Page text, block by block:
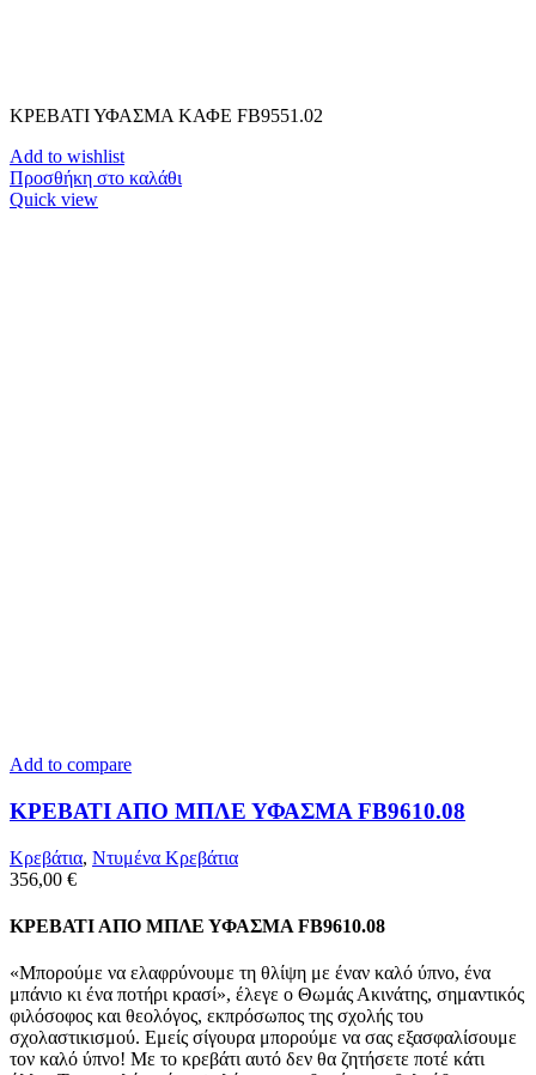
ΚΡΕΒΑΤΙ ΥΦΑΣΜΑ ΚΑΦΕ FB9551.02
Add to wishlist
Προσθήκη στο καλάθι
Quick view
Add to compare
ΚΡΕΒΑΤΙ ΑΠΟ ΜΠΛΕ ΥΦΑΣΜΑ FB9610.08
Κρεβάτια, Ντυμένα Κρεβάτια
356,00 €
ΚΡΕΒΑΤΙ ΑΠΟ ΜΠΛΕ ΥΦΑΣΜΑ FB9610.08
«Μπορούμε να ελαφρύνουμε τη θλίψη με έναν καλό ύπνο, ένα
μπάνιο κι ένα ποτήρι κρασί», έλεγε ο Θωμάς Ακινάτης, σημαντικός
φιλόσοφος και θεολόγος, εκπρόσωπος της σχολής του
σχολαστικισμού. Εμείς σίγουρα μπορούμε να σας εξασφαλίσουμε
τον καλό ύπνο! Με το κρεβάτι αυτό δεν θα ζητήσετε ποτέ κάτι